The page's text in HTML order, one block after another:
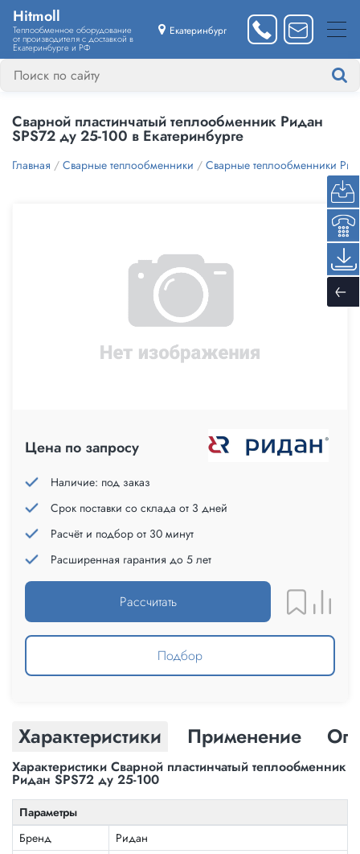
Hitmoll
Теплообменное оборудование
от производителя с доставкой в
Екатеринбурге и РФ
Екатеринбург
Сварной пластинчатый теплообменник Ридан
SPS72 ду 25-100 в Екатеринбурге
Главная / Сварные теплообменники / Сварные теплообменники
Цена по запросу
Наличие: под заказ
Срок поставки со склада от 3 дней
Расчёт и подбор от 30 минут
Расширенная гарантия до 5 лет
Рассчитать
Подбор
Характеристики Применение
Характеристики Сварной пластинчатый теплообменник
Ридан SPS72 ду 25-100
Параметры
Бренд
Ридан